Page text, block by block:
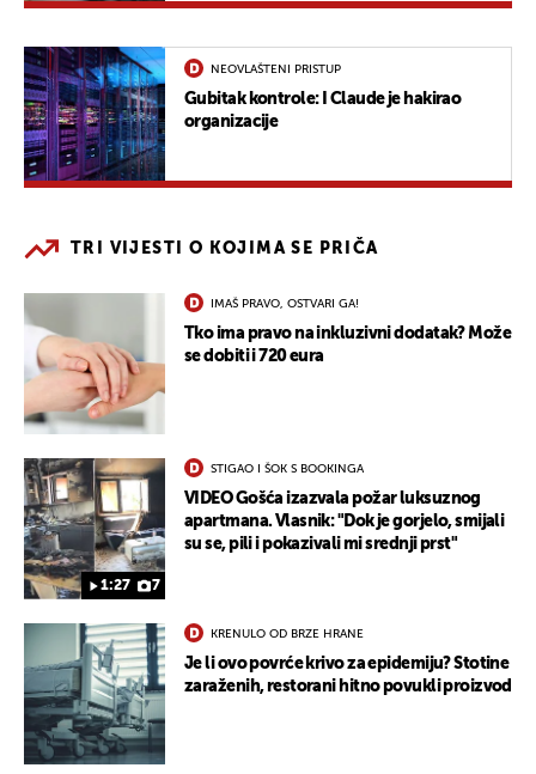
NEOVLAŠTENI PRISTUP
Gubitak kontrole: I Claude je hakirao
organizacije
TRI VIJESTI O KOJIMA SE PRIČA
IMAŠ PRAVO, OSTVARI GA!
Tko ima pravo na inkluzivni dodatak? Može
se dobiti i 720 eura
1:27 7
STIGAO I ŠOK S BOOKINGA
VIDEO Gošća izazvala požar luksuznog
apartmana. Vlasnik: "Dok je gorjelo, smijali
su se, pili i pokazivali mi srednji prst"
KRENULO OD BRZE HRANE
Je li ovo povrće krivo za epidemiju? Stotine
zaraženih, restorani hitno povukli proizvod